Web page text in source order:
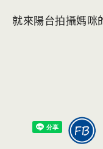
就來陽台拍攝媽咪